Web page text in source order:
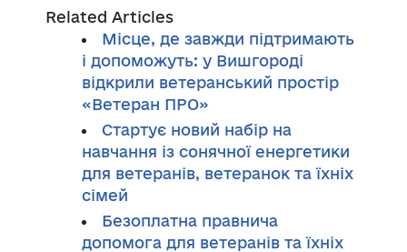
Related Articles
Місце, де завжди підтримають
і допоможуть: у Вишгороді
відкрили ветеранський простір
«Ветеран ПРО»
Стартує новий набір на
навчання із сонячної енергетики
для ветеранів, ветеранок та їхніх
сімей
Безоплатна правнича
допомога для ветеранів та їхніх